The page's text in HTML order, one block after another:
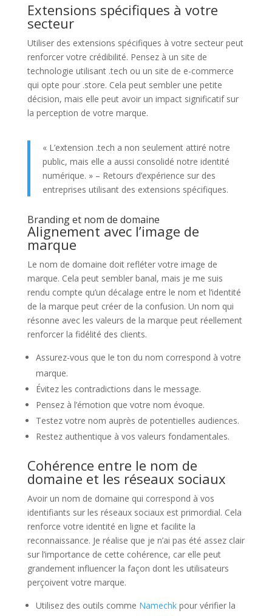
Extensions spécifiques à votre
secteur
Utiliser des extensions spécifiques à votre secteur peut
renforcer votre crédibilité. Pensez à un site de
technologie utilisant .tech ou un site de e-commerce
qui opte pour .store. Cela peut sembler une petite
décision, mais elle peut avoir un impact significatif sur
la perception de votre marque.
« L’extension .tech a non seulement attiré notre
public, mais elle a aussi consolidé notre identité
numérique. » – Retours d’expérience sur des
entreprises utilisant des extensions spécifiques.
Branding et nom de domaine
Alignement avec l’image de
marque
Le nom de domaine doit refléter votre image de
marque. Cela peut sembler banal, mais je me suis
rendu compte qu’un décalage entre le nom et l’identité
de la marque peut créer de la confusion. Un nom qui
résonne avec les valeurs de la marque peut réellement
renforcer la fidélité des clients.
Assurez-vous que le ton du nom correspond à votre
marque.
Évitez les contradictions dans le message.
Pensez à l’émotion que votre nom évoque.
Testez votre nom auprès de potentielles audiences.
Restez authentique à vos valeurs fondamentales.
Cohérence entre le nom de
domaine et les réseaux sociaux
Avoir un nom de domaine qui correspond à vos
identifiants sur les réseaux sociaux est primordial. Cela
renforce votre identité en ligne et facilite la
reconnaissance. Je réalise que je n’ai pas été assez clair
sur l’importance de cette cohérence, car elle peut
grandement influencer la façon dont les utilisateurs
perçoivent votre marque.
Utilisez des outils comme Namechkpour vérifier la